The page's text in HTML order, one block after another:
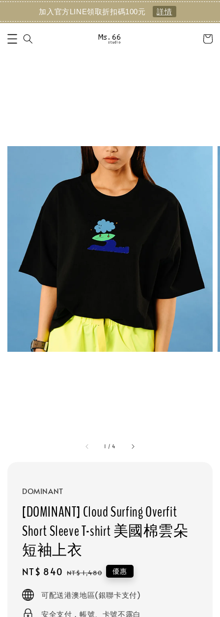
加入官方LINE領取折扣碼100元 詳情
1 /4
DOMINANT
[DOMINANT] Cloud Surfing Overfit
Short Sleeve T-shirt 美國棉雲朵
短袖上衣
Sale
NT$ 840 Regular
NT$ 1,480 優惠
可配送港澳地區(銀聯卡支付)
安全支付，帳號、卡號不露白